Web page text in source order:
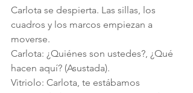
Carlota se despierta. Las sillas, los
cuadros y los marcos empiezan a
moverse.
Carlota: ¿Quiénes son ustedes?, ¿Qué
hacen aquí? (Asustada).
Vitriolo: Carlota, te estábamos